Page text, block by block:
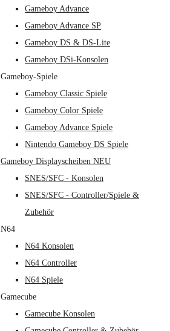
Gameboy Advance
Gameboy Advance SP
Gameboy DS & DS-Lite
Gameboy DSi-Konsolen
Gameboy-Spiele
Gameboy Classic Spiele
Gameboy Color Spiele
Gameboy Advance Spiele
Nintendo Gameboy DS Spiele
Gameboy Displayscheiben NEU
SNES/SFC - Konsolen
SNES/SFC - Controller/Spiele &
Zubehör
N64
N64 Konsolen
N64 Controller
N64 Spiele
Gamecube
Gamecube Konsolen